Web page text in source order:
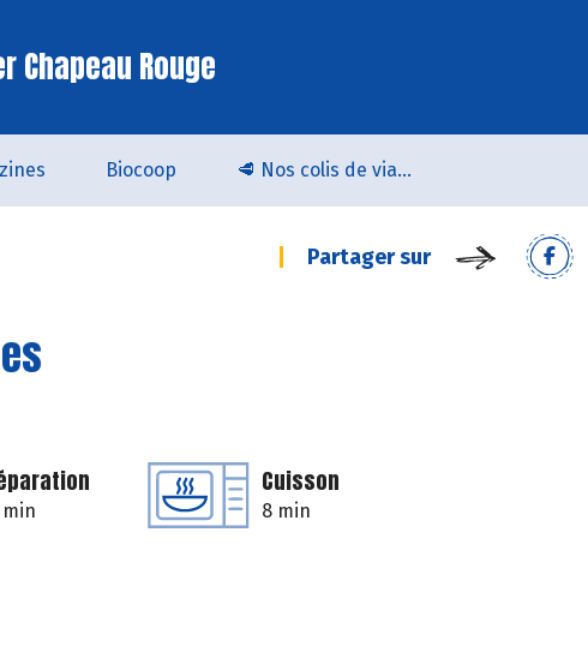
Chapeau Rouge
Biocoop 🥩 Nos colis de viande bio & locale arrivent chez Biocoop Quimper !
Partager sur
Cuisson
8 min